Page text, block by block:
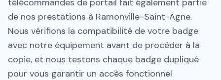
télécommandes de portail fait également partie
de nos prestations à Ramonville-Saint-Agne.
Nous vérifions la compatibilité de votre badge
avec notre équipement avant de procéder à la
copie, et nous testons chaque badge dupliqué
pour vous garantir un accès fonctionnel